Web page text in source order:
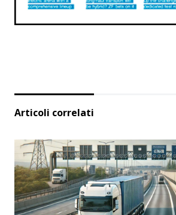
Articoli correlati